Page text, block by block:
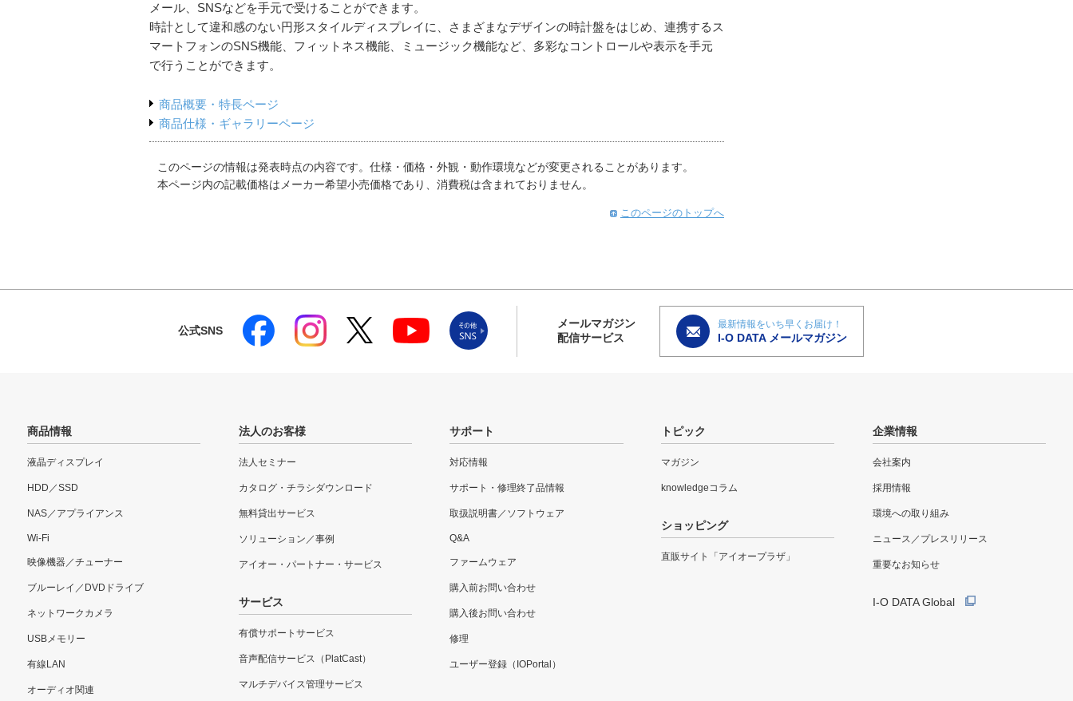
メール、SNSなどを手元で受けることができます。
時計として違和感のない円形スタイルディスプレイに、さまざまなデザインの時計盤をはじめ、連携するス
マートフォンのSNS機能、フィットネス機能、ミュージック機能など、多彩なコントロールや表示を手元
で行うことができます。
商品概要・特長ページ
商品仕様・ギャラリーページ
このページの情報は発表時点の内容です。仕様・価格・外観・動作環境などが変更されることがあります。
本ページ内の記載価格はメーカー希望小売価格であり、消費税は含まれておりません。
このページのトップへ
公式SNS
メールマガジン
配信サービス
最新情報をいち早くお届け！
I-O DATA メールマガジン
商品情報
液晶ディスプレイ
HDD／SSD
NAS／アプライアンス
Wi-Fi
映像機器／チューナー
ブルーレイ／DVDドライブ
ネットワークカメラ
USBメモリー
有線LAN
オーディオ関連
法人のお客様
法人セミナー
カタログ・チラシダウンロード
無料貸出サービス
ソリューション／事例
アイオー・パートナー・サービス
サービス
有償サポートサービス
音声配信サービス（PlatCast）
マルチデバイス管理サービス
サポート
対応情報
サポート・修理終了品情報
取扱説明書／ソフトウェア
Q&A
ファームウェア
購入前お問い合わせ
購入後お問い合わせ
修理
ユーザー登録（IOPortal）
トピック
マガジン
knowledgeコラム
ショッピング
直販サイト「アイオープラザ」
企業情報
会社案内
採用情報
環境への取り組み
ニュース／プレスリリース
重要なお知らせ
I-O DATA Global